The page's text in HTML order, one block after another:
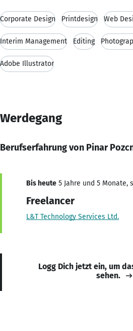
Corporate Design Printdesign Web
Interim Management Editing
Adobe Illustrator
Werdegang
Berufserfahrung von Pinar
Bis heute 5 Jahre und 5 Monate,
Freelancer
L&T Technology Services Ltd.
Logg Dich jetzt ein, um
sehen.